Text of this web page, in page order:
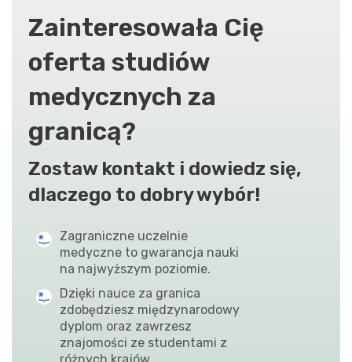
Zainteresowała Cię
oferta studiów
medycznych za
granicą?
Zostaw kontakt i dowiedz się,
dlaczego to dobry wybór!
Zagraniczne uczelnie
medyczne to gwarancja nauki
na najwyższym poziomie.
Dzięki nauce za granica
zdobędziesz międzynarodowy
dyplom oraz zawrzesz
znajomości ze studentami z